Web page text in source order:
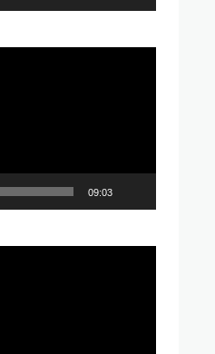
09:03